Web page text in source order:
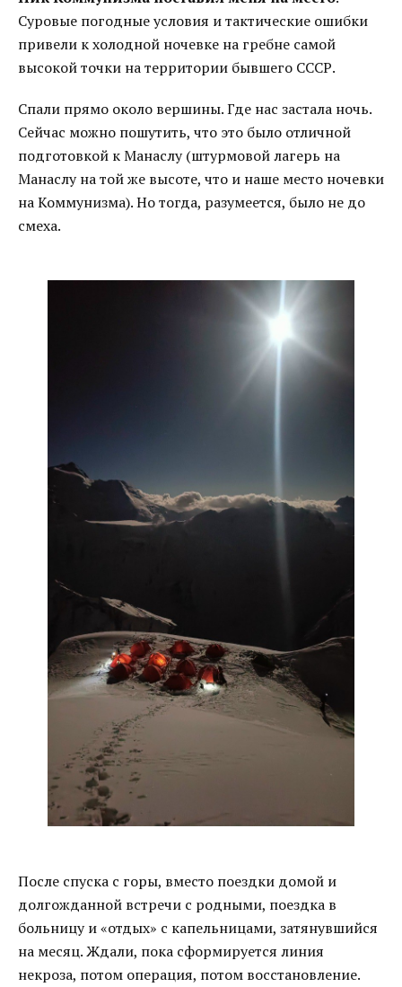
Суровые погодные условия и тактические ошибки
привели к холодной ночевке на гребне самой
высокой точки на территории бывшего СССР.
Спали прямо около вершины. Где нас застала ночь.
Сейчас можно пошутить, что это было отличной
подготовкой к Манаслу (штурмовой лагерь на
Манаслу на той же высоте, что и наше место ночевки
на Коммунизма). Но тогда, разумеется, было не до
смеха.
После спуска с горы, вместо поездки домой и
долгожданной встречи с родными, поездка в
больницу и «отдых» с капельницами, затянувшийся
на месяц. Ждали, пока сформируется линия
некроза, потом операция, потом восстановление.